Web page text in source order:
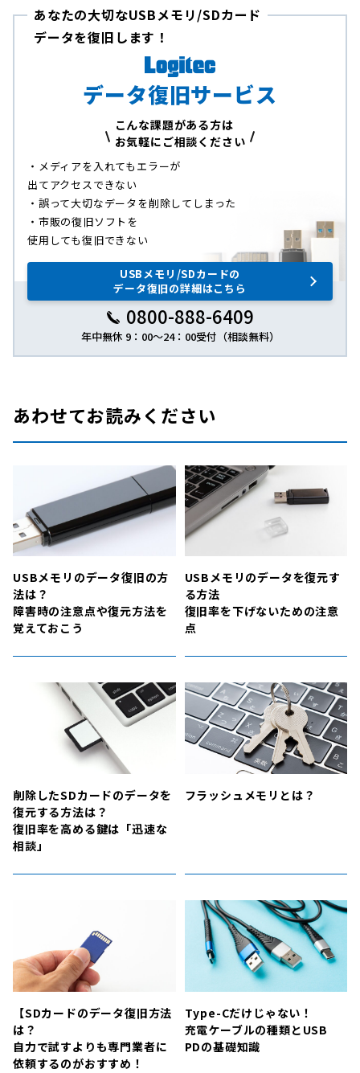
あなたの大切なUSBメモリ/SDカード
データを復旧します！
データ復旧サービス
こんな課題がある方は
お気軽にご相談ください
・メディアを入れてもエラーが
出てアクセスできない
・誤って大切なデータを削除してしまった
・市販の復旧ソフトを
使用しても復旧できない
USBメモリ/SDカードの
データ復旧の詳細はこちら
0800-888-6409
年中無休 9：00～24：00受付（相談無料）
あわせてお読みください
USBメモリのデータ復旧の方
法は？
障害時の注意点や復元方法を
覚えておこう
USBメモリのデータを復元す
る方法
復旧率を下げないための注意
点
削除したSDカードのデータを
復元する方法は？
復旧率を高める鍵は「迅速な
相談」
フラッシュメモリとは？
【SDカードのデータ復旧方法
は？
自力で試すよりも専門業者に
依頼するのがおすすめ！
Type-Cだけじゃない！
充電ケーブルの種類とUSB
PDの基礎知識